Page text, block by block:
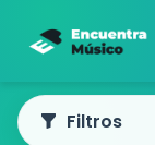
Filtros